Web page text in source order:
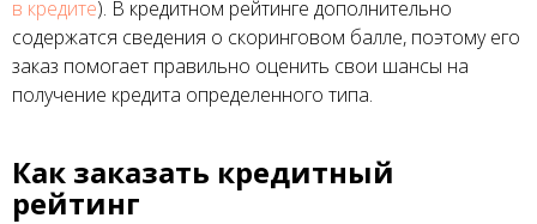
в кредите). В кредитном рейтинге дополнительно
содержатся сведения о скоринговом балле, поэтому его
заказ помогает правильно оценить свои шансы на
получение кредита определенного типа.
Как заказать кредитный
рейтинг